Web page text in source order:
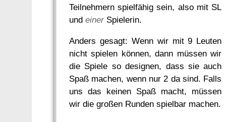
Teilnehmern spielfähig sein, also mit SL
und einerSpielerin.
Anders gesagt: Wenn wir mit 9 Leuten
nicht spielen können, dann müssen wir
die Spiele so designen, dass sie auch
Spaß machen, wenn nur 2 da sind. Falls
uns das keinen Spaß macht, müssen
wir die großen Runden spielbar machen.